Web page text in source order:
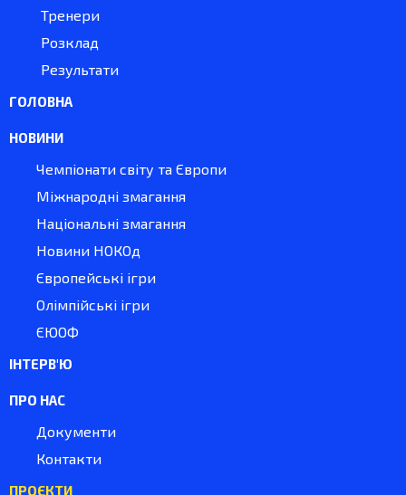
Тренери
Розклад
Результати
ГОЛОВНА
НОВИНИ
Чемпіонати світу та Європи
Міжнародні змагання
Національні змагання
Новини НОКОд
Європейські ігри
Олімпійські ігри
ЄЮОФ
ІНТЕРВ'Ю
ПРО НАС
Документи
Контакти
ПРОЄКТИ